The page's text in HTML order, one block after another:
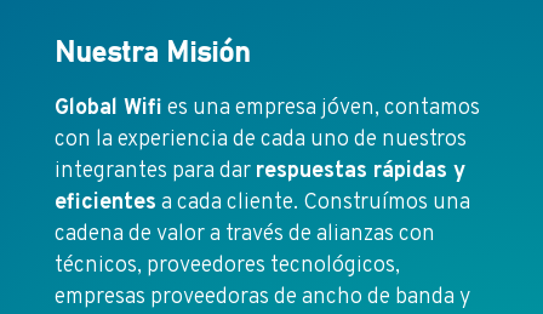
Nuestra Misión
Global Wifi es una empresa jóven, contamos
con la experiencia de cada uno de nuestros
integrantes para dar respuestas rápidas y
eficientes a cada cliente. Construímos una
cadena de valor a través de alianzas con
técnicos, proveedores tecnológicos,
empresas proveedoras de ancho de banda y